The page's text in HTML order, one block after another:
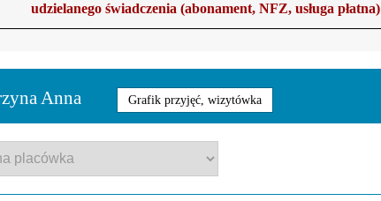
udzielanego świadczenia (abonament, NFZ, usługa płatna)
Anna Grafik przyjęć, wizytówka